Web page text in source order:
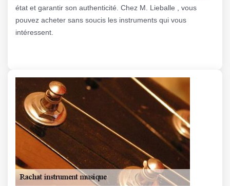
état et garantir son authenticité. Chez M. Lieballe , vous
pouvez acheter sans soucis les instruments qui vous
intéressent.